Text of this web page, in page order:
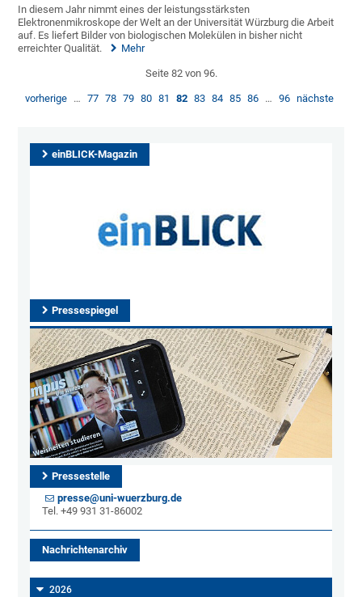
In diesem Jahr nimmt eines der leistungsstärksten
Elektronenmikroskope der Welt an der Universität Würzburg die Arbeit
auf. Es liefert Bilder von biologischen Molekülen in bisher nicht
erreichter Qualität.
Mehr
Seite 82 von 96.
vorherige … 77 78 79 80 81 82 83 84 85 86 … 96 nächste
einBLICK-Magazin
Pressespiegel
Pressestelle
presse@uni-wuerzburg.de
Tel. +49 931 31-86002
Nachrichtenarchiv
2026